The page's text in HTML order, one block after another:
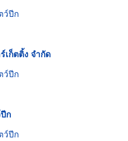
ว์ปีก
ก็ตติ้ง จำกัด
ว์ปีก
ก
ว์ปีก